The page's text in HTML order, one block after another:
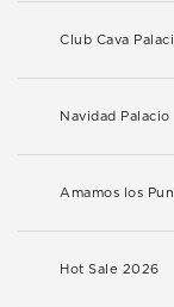
Club Cava
Navidad Palacio
Amamos los
Hot Sale 2026